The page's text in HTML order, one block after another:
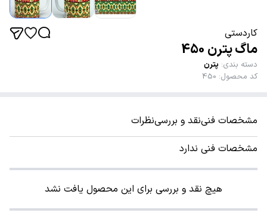
کاردستی
ماگ پترن 450
دسته بندی: پترن
کد محصول:
450
مشخصات فنینقد و بررسینظرات
مشخصات فنی ندارد
هیچ نقد و بررسی برای این محصول یافت نشد